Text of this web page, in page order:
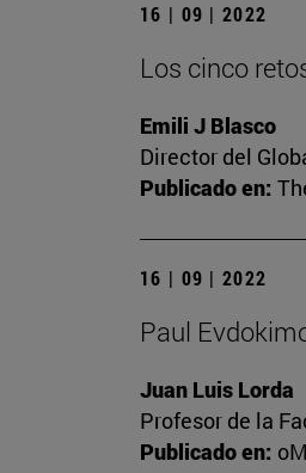
16 | 09 | 2022
Los cinco
Emili J Blasco
Director del
Publicado en:
16 | 09 | 2022
Paul
Juan Luis Lorda
Profesor de la
Publicado en: